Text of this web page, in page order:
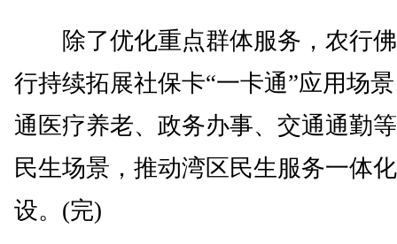
除了优化重点群体服务，农行
行持续拓展社保卡“一卡通”应用场
通医疗养老、政务办事、交通通勤
民生场景，推动湾区民生服务一体
设。(完)